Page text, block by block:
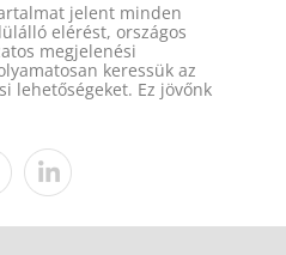
jelent minden
elérést, országos
megjelenési
keressük az
lehetőségeket. Ez jövőnk